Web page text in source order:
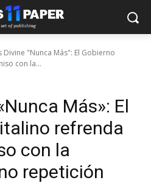
Divine "Nunca Más": El Gobierno
con la...
Más»: El
refrenda
con la
repetición